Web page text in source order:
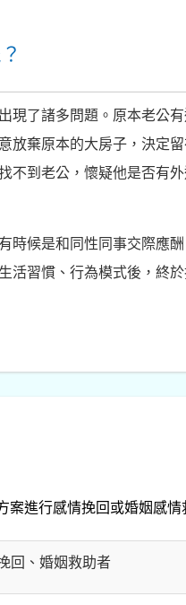
現了諸多問題。原本老公
放棄原本的大房子，決定
不到老公，懷疑他是否有
時候是和同性同事交際應
活習慣、行為模式後，終
案進行感情挽回或婚姻感情
回、婚姻救助者